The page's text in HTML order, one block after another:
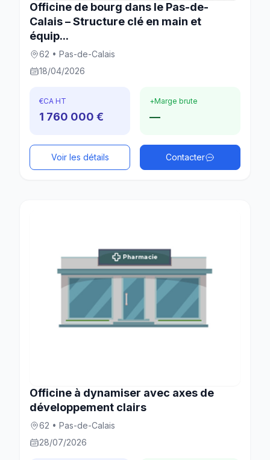
Officine de bourg dans le Pas-de-
Calais – Structure clé en main et
équip...
62 • Pas-de-Calais
18/04/2026
€CA HT
1 760 000 €
+Marge brute
—
Voir les détails Contacter
Officine à dynamiser avec axes de
développement clairs
62 • Pas-de-Calais
28/07/2026